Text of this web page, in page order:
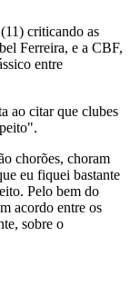
criticando as
Ferreira, e a CBF,
entre
ao citar que clubes
chorões, choram
eu fiquei bastante
Pelo bem do
acordo entre os
sobre o